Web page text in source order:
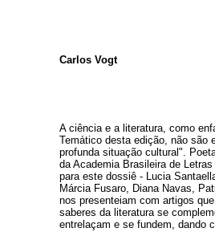
Carlos Vogt
A ciência e a literatura, como
Temático desta edição, não são
profunda situação cultural".
da Academia Brasileira de
para este dossiê - Lucia
Márcia Fusaro, Diana Navas,
nos presenteiam com artigos
saberes da literatura se
entrelaçam e se fundem, dando